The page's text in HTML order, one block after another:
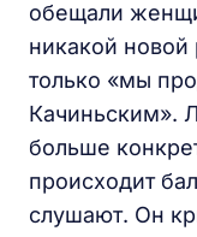
обещали
никакой новой
только «мы
Качиньским».
больше
происходит
слушают. Он